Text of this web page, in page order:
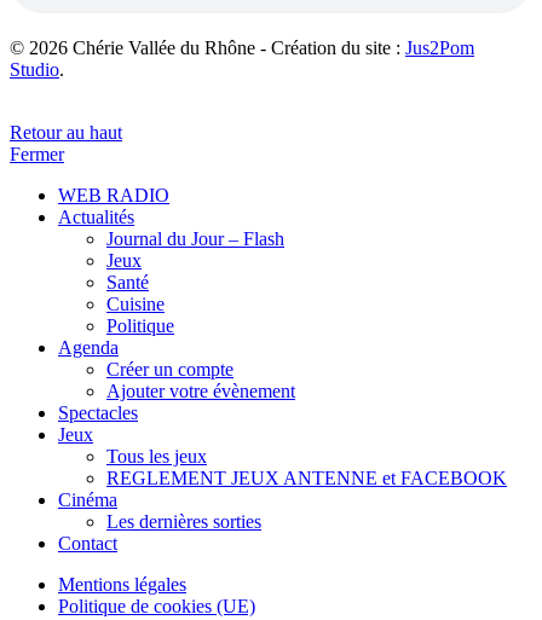
© 2026 Chérie Vallée du Rhône - Création du site : Jus2Pom
Studio.
Retour au haut
Fermer
WEB RADIO
Actualités
Journal du Jour – Flash
Jeux
Santé
Cuisine
Politique
Agenda
Créer un compte
Ajouter votre évènement
Spectacles
Jeux
Tous les jeux
REGLEMENT JEUX ANTENNE et FACEBOOK
Cinéma
Les dernières sorties
Contact
Mentions légales
Politique de cookies (UE)